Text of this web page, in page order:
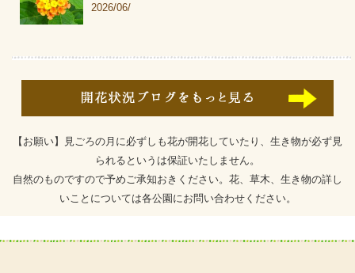
2026/06/
【お願い】見ごろの月に必ずしも花が開花していたり、生き物が必ず見
られるというは保証いたしません。
自然のものですので予めご承知おきください。花、草木、生き物の詳し
いことについては各公園にお問い合わせください。